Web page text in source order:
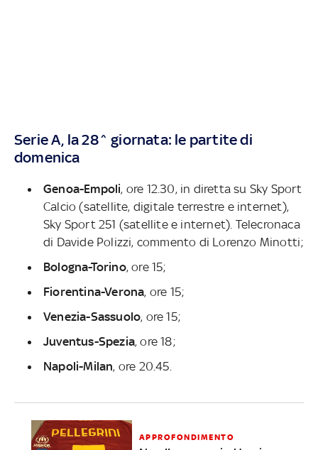
Serie A, la 28^ giornata: le partite di
domenica
Genoa-Empoli, ore 12.30, in diretta su Sky Sport
Calcio (satellite, digitale terrestre e internet),
Sky Sport 251 (satellite e internet). Telecronaca
di Davide Polizzi, commento di Lorenzo Minotti;
Bologna-Torino, ore 15;
Fiorentina-Verona, ore 15;
Venezia-Sassuolo, ore 15;
Juventus-Spezia, ore 18;
Napoli-Milan, ore 20.45.
APPROFONDIMENTO